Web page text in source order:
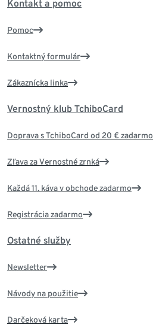
Kontakt a pomoc
Pomoc
Kontaktný formulár
Zákaznícka linka
Vernostný klub TchiboCard
Doprava s TchiboCard od 20 € zadarmo
Zľava za Vernostné zrnká
Každá 11. káva v obchode zadarmo
Registrácia zadarmo
Ostatné služby
Newsletter
Návody na použitie
Darčeková karta